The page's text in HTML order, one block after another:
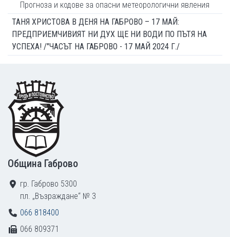
Прогноза и кодове за опасни метеорологични явления
ТАНЯ ХРИСТОВА В ДЕНЯ НА ГАБРОВО – 17 МАЙ:
ПРЕДПРИЕМЧИВИЯТ НИ ДУХ ЩЕ НИ ВОДИ ПО ПЪТЯ НА
УСПЕХА! /"ЧАСЪТ НА ГАБРОВО - 17 МАЙ 2024 Г./
Footer
Община Габрово
гр. Габрово 5300
пл. „Възраждане“ № 3
066 818400
066 809371